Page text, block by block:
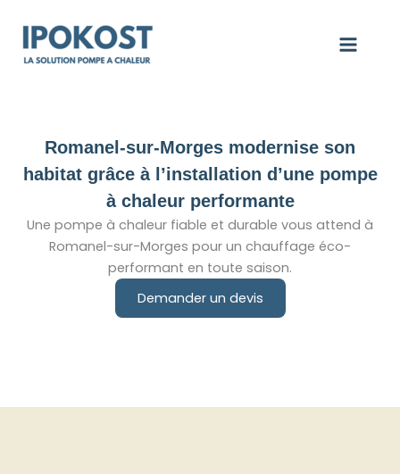
contenu
Romanel-sur-Morges modernise son
habitat grâce à l’installation d’une pompe
à chaleur performante
Une pompe à chaleur fiable et durable vous attend à
Romanel-sur-Morges pour un chauffage éco-
performant en toute saison.
Demander un devis